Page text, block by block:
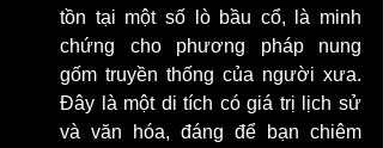
tồn tại một số lò bầu cổ, là minh
chứng cho phương pháp nung
gốm truyền thống của người xưa.
Đây là một di tích có giá trị lịch sử
và văn hóa, đáng để bạn chiêm